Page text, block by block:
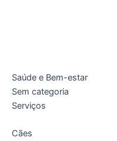
Saúde e Bem-estar
Sem categoria
Serviços
Cães